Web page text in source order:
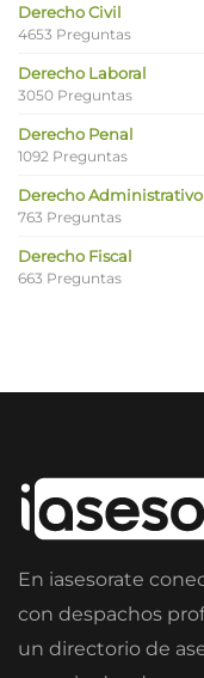
Derecho Civil
4653 Preguntas
Derecho Laboral
3050 Preguntas
Derecho Penal
1092 Preguntas
Derecho Administrativo
763 Preguntas
Derecho Fiscal
663 Preguntas
En iasesorate
con despachos
un directorio de